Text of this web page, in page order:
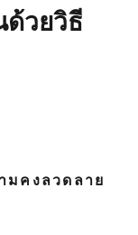
วยวิธี
มคงลวดลาย